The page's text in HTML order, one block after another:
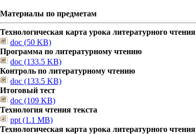
Материалы по предметам
Технологическая карта урока литературного чтения
doc (50 KB)
Программа по литературному чтению
doc (133.5 KB)
Контроль по литературному чтению
doc (133.5 KB)
Итоговый тест
doc (109 KB)
Технология чтения текста
ppt (1.1 MB)
Технологическая карта урока литературного чтения